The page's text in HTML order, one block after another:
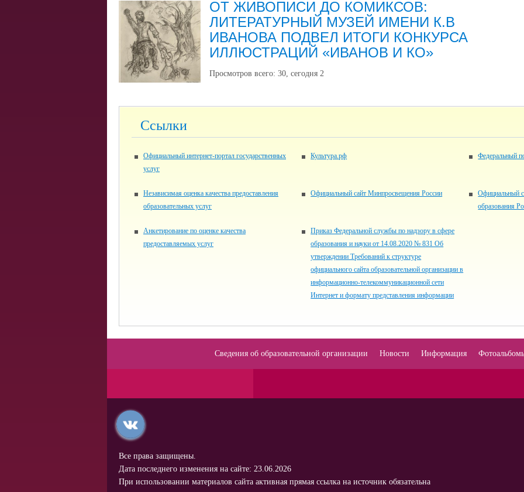
ОТ ЖИВОПИСИ ДО КОМИКСОВ:
ЛИТЕРАТУРНЫЙ МУЗЕЙ ИМЕНИ К.В
ИВАНОВА ПОДВЕЛ ИТОГИ КОНКУРСА
ИЛЛЮСТРАЦИЙ «ИВАНОВ И КО»
Просмотров всего: 30, сегодня 2
Ссылки
Официальный интернет-портал государственных
услуг
Культура.рф Федеральный
Независимая оценка качества предоставления
образовательных услуг
Официальный сайт Минпросвещения России
Официальный
образования
Анкетирование по оценке качества
предоставляемых услуг
Приказ Федеральной службы по надзору в сфере
образования и науки от 14.08.2020 № 831 Об
утверждении Требований к структуре
официального сайта образовательной организации в
информационно-телекоммуникационной сети
Интернет и формату представления информации
Сведения об образовательной организации Новости Информация
Все права защищены.
Дата последнего изменения на сайте: 23.06.2026
При использовании материалов сайта активная прямая ссылка на источник обязательна